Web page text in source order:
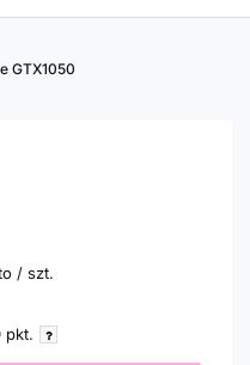
GTX1050
/ szt.
pkt.